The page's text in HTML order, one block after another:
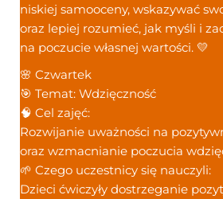
niskiej samooceny, wskazywać
oraz lepiej rozumieć, jak myśli i
na poczucie własnej wartości. 💛
🌸 Czwartek
🎯 Temat: Wdzięczność
🧠 Cel zajęć:
Rozwijanie uważności na
oraz wzmacnianie poczucia
🌱 Czego uczestnicy się nauczyli:
Dzieci ćwiczyły dostrzeganie